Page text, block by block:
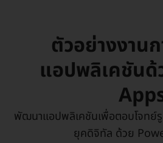
ตัวอย่างงาน
แอปพลิเคชัน
พัฒนาแอปพลิเคชันเพื่อตอบโจทย์รู
ยุคดิจิทัล ด้วย